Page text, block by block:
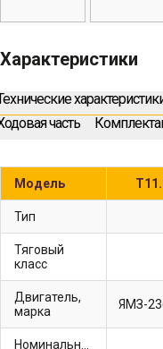
Характеристики
часть
Модель
Тип
Тяговый
класс
Двигатель,
марка
ЯМЗ-
Номинальная